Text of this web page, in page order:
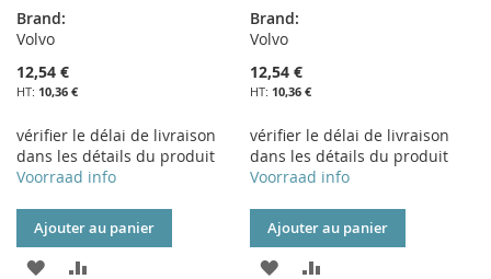
Brand:
Volvo
12,54 €
10,36 €
vérifier le délai de livraison
dans les détails du produit
Voorraad info
Ajouter au panier
AJOUTER
Brand:
Volvo
12,54 €
10,36 €
vérifier le délai de livraison
dans les détails du produit
Voorraad info
Ajouter au panier
AJOUTER